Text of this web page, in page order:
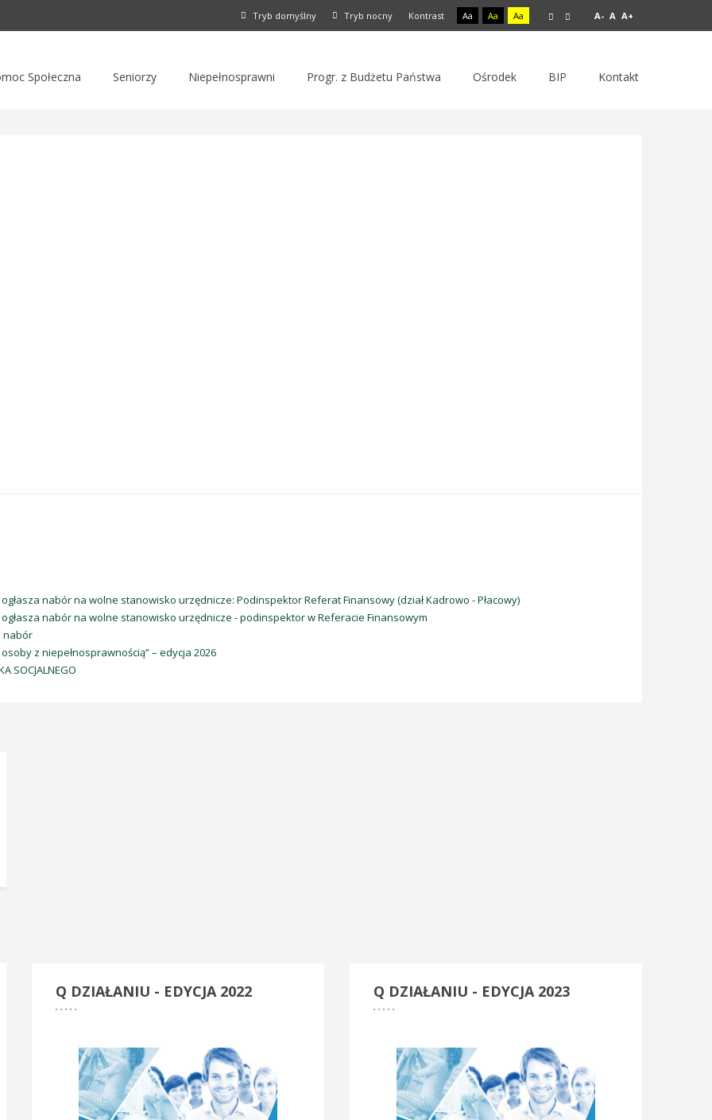
Tryb domyślny Tryb nocny Kontrast Aa Aa Aa A- A A+
Społeczna Seniorzy Niepełnosprawni Progr. z Budżetu Państwa Ośrodek BIP Kontakt
ogłasza nabór na wolne stanowisko urzędnicze: Podinspektor Referat Finansowy (dział Kadrowo - Płacowy)
ogłasza nabór na wolne stanowisko urzędnicze - podinspektor w Referacie Finansowym
nabór
z niepełnosprawnością” – edycja 2026
SOCJALNEGO
Q DZIAŁANIU - EDYCJA 2022 Q DZIAŁANIU - EDYCJA 2023